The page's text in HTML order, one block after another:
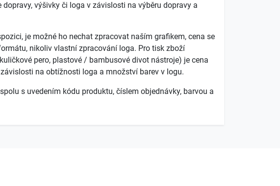
výšivky či loga v závislosti na výběru dopravy a
je možné ho nechat zpracovat naším grafikem, cena se
nikoliv vlastní zpracování loga. Pro tisk zboží
pero, plastové / bambusové divot nástroje) je cena
na obtížnosti loga a množství barev v logu.
s uvedením kódu produktu, číslem objednávky, barvou a